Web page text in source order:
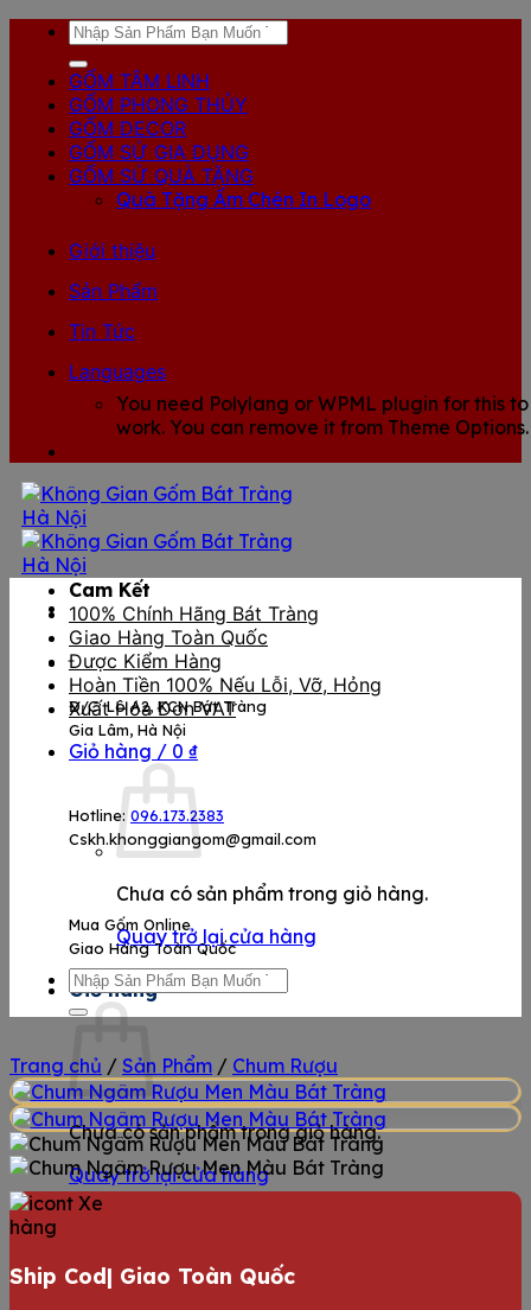
content
Tìm
GỐM TÂM LINH
GỐM PHONG THỦY
GỐM DECOR
GỐM SỨ GIA DỤNG
GỐM SỨ QUÀ TẶNG
Quà Tặng Ấm Chén In Logo
Giới thiệu
Sản Phẩm
Tin Tức
Languages
You need Polylang or WPML plugin for this to
work. You can remove it from Theme Options.
Đ/C: Lô A2, KCN Bát Tràng
Gia Lâm, Hà Nội
Hotline: 096.173.2383
Cskh.khonggiangom@gmail.com
Mua Gốm Online
Giao Hàng Toàn Quốc
Giỏ hàng
Chưa có sản phẩm trong giỏ hàng.
Quay trở lại cửa hàng
Cam Kết
100% Chính Hãng Bát Tràng
Giao Hàng Toàn Quốc
Được Kiểm Hàng
Hoàn Tiền 100% Nếu Lỗi, Vỡ, Hỏng
Xuất Hóa Đơn VAT
Giỏ hàng / 0 ₫
Chưa có sản phẩm trong giỏ hàng.
Quay trở lại cửa hàng
Tìm
kiếm:
Trang chủ / Sản Phẩm / Chum Rượu
Ship Cod| Giao Toàn Quốc